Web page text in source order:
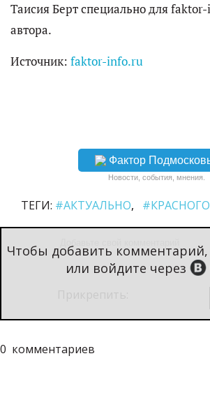
Таисия Берт специально для
автора.
Источник: faktor-info.ru
Фактор
Новости, события, мнения.
ТЕГИ: #АКТУАЛЬНО
Чтобы добавить комментарий,
или войдите через
0 комментариев